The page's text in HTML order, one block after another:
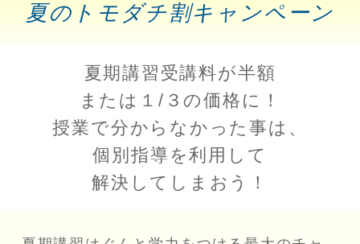
夏のトモダチ割キャンペーン
夏期講習受講料が半額
または１/３の価格に！
授業で分からなかった事は、
個別指導を利用して
解決してしまおう！